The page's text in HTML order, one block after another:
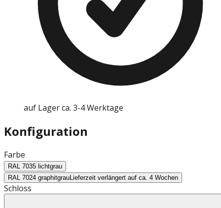
auf Lager ca. 3-4 Werktage
Konfiguration
Farbe
RAL 7035 lichtgrau
RAL 7024 graphitgrauLieferzeit verlängert auf ca. 4 Wochen
Schloss